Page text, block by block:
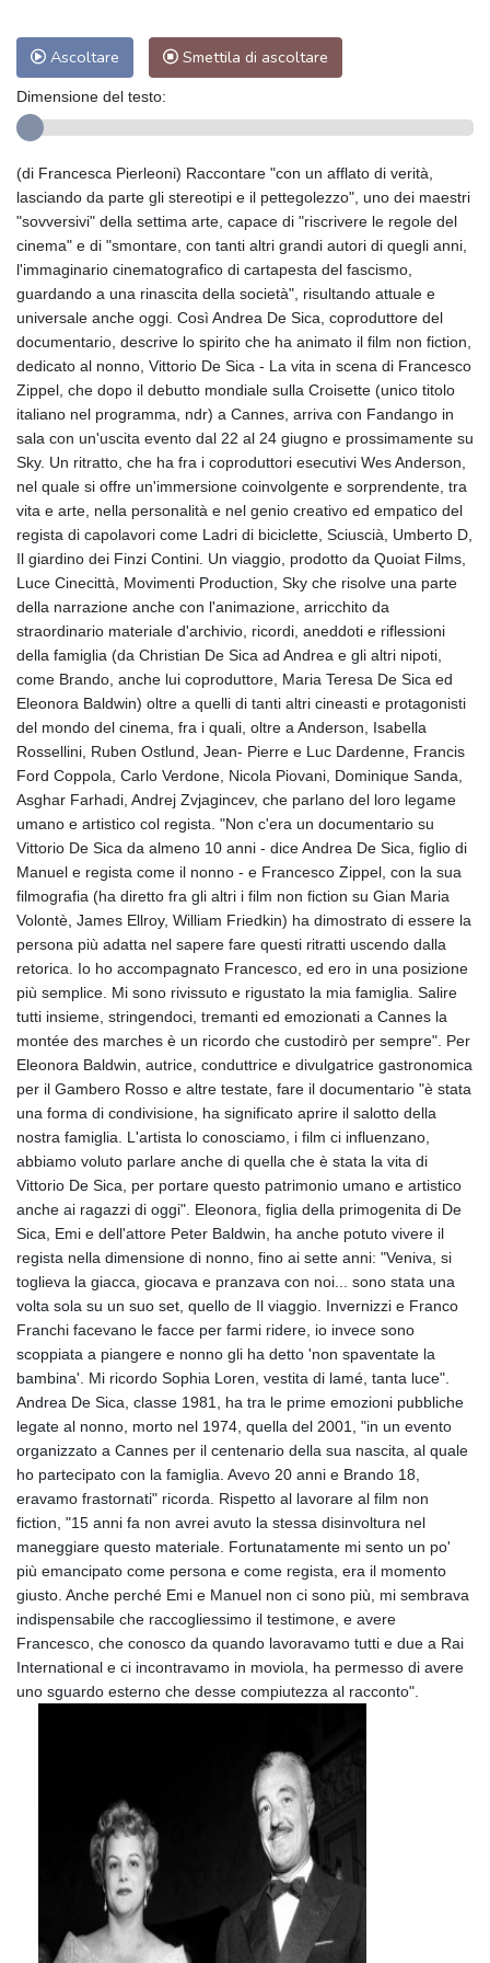
Ascoltare Smettila di ascoltare
Dimensione del testo:
(di Francesca Pierleoni) Raccontare "con un afflato di verità,
lasciando da parte gli stereotipi e il pettegolezzo", uno dei maestri
"sovversivi" della settima arte, capace di "riscrivere le regole del
cinema" e di "smontare, con tanti altri grandi autori di quegli anni,
l'immaginario cinematografico di cartapesta del fascismo,
guardando a una rinascita della società", risultando attuale e
universale anche oggi. Così Andrea De Sica, coproduttore del
documentario, descrive lo spirito che ha animato il film non fiction,
dedicato al nonno, Vittorio De Sica - La vita in scena di Francesco
Zippel, che dopo il debutto mondiale sulla Croisette (unico titolo
italiano nel programma, ndr) a Cannes, arriva con Fandango in
sala con un'uscita evento dal 22 al 24 giugno e prossimamente su
Sky. Un ritratto, che ha fra i coproduttori esecutivi Wes Anderson,
nel quale si offre un'immersione coinvolgente e sorprendente, tra
vita e arte, nella personalità e nel genio creativo ed empatico del
regista di capolavori come Ladri di biciclette, Sciuscià, Umberto D,
Il giardino dei Finzi Contini. Un viaggio, prodotto da Quoiat Films,
Luce Cinecittà, Movimenti Production, Sky che risolve una parte
della narrazione anche con l'animazione, arricchito da
straordinario materiale d'archivio, ricordi, aneddoti e riflessioni
della famiglia (da Christian De Sica ad Andrea e gli altri nipoti,
come Brando, anche lui coproduttore, Maria Teresa De Sica ed
Eleonora Baldwin) oltre a quelli di tanti altri cineasti e protagonisti
del mondo del cinema, fra i quali, oltre a Anderson, Isabella
Rossellini, Ruben Ostlund, Jean- Pierre e Luc Dardenne, Francis
Ford Coppola, Carlo Verdone, Nicola Piovani, Dominique Sanda,
Asghar Farhadi, Andrej Zvjagincev, che parlano del loro legame
umano e artistico col regista. "Non c'era un documentario su
Vittorio De Sica da almeno 10 anni - dice Andrea De Sica, figlio di
Manuel e regista come il nonno - e Francesco Zippel, con la sua
filmografia (ha diretto fra gli altri i film non fiction su Gian Maria
Volontè, James Ellroy, William Friedkin) ha dimostrato di essere la
persona più adatta nel sapere fare questi ritratti uscendo dalla
retorica. Io ho accompagnato Francesco, ed ero in una posizione
più semplice. Mi sono rivissuto e rigustato la mia famiglia. Salire
tutti insieme, stringendoci, tremanti ed emozionati a Cannes la
montée des marches è un ricordo che custodirò per sempre". Per
Eleonora Baldwin, autrice, conduttrice e divulgatrice gastronomica
per il Gambero Rosso e altre testate, fare il documentario "è stata
una forma di condivisione, ha significato aprire il salotto della
nostra famiglia. L'artista lo conosciamo, i film ci influenzano,
abbiamo voluto parlare anche di quella che è stata la vita di
Vittorio De Sica, per portare questo patrimonio umano e artistico
anche ai ragazzi di oggi". Eleonora, figlia della primogenita di De
Sica, Emi e dell'attore Peter Baldwin, ha anche potuto vivere il
regista nella dimensione di nonno, fino ai sette anni: "Veniva, si
toglieva la giacca, giocava e pranzava con noi... sono stata una
volta sola su un suo set, quello de Il viaggio. Invernizzi e Franco
Franchi facevano le facce per farmi ridere, io invece sono
scoppiata a piangere e nonno gli ha detto 'non spaventate la
bambina'. Mi ricordo Sophia Loren, vestita di lamé, tanta luce".
Andrea De Sica, classe 1981, ha tra le prime emozioni pubbliche
legate al nonno, morto nel 1974, quella del 2001, "in un evento
organizzato a Cannes per il centenario della sua nascita, al quale
ho partecipato con la famiglia. Avevo 20 anni e Brando 18,
eravamo frastornati" ricorda. Rispetto al lavorare al film non
fiction, "15 anni fa non avrei avuto la stessa disinvoltura nel
maneggiare questo materiale. Fortunatamente mi sento un po'
più emancipato come persona e come regista, era il momento
giusto. Anche perché Emi e Manuel non ci sono più, mi sembrava
indispensabile che raccogliessimo il testimone, e avere
Francesco, che conosco da quando lavoravamo tutti e due a Rai
International e ci incontravamo in moviola, ha permesso di avere
uno sguardo esterno che desse compiutezza al racconto".